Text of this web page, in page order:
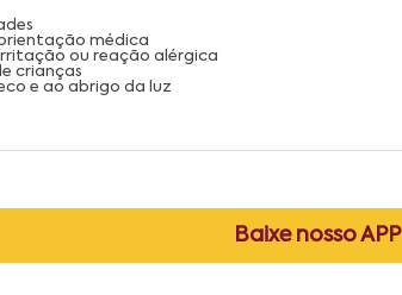
médica
ou reação alérgica
crianças
e ao abrigo da luz
Baixe nosso APP